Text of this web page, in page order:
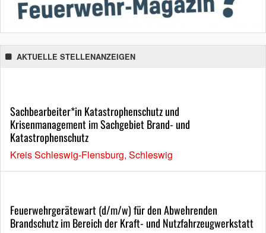
AKTUELLE STELLENANZEIGEN
Sachbearbeiter*in Katastrophenschutz und
Krisenmanagement im Sachgebiet Brand- und
Katastrophenschutz
Kreis Schleswig-Flensburg, Schleswig
Feuerwehrgerätewart (d/m/w) für den Abwehrenden
Brandschutz im Bereich der Kraft- und Nutzfahrzeugwerkstatt